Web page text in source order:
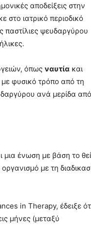
αποδείξεις στην
ιατρικό περιοδικό
παστίλιες ψευδαργύρου
όπως ναυτία και
φυσικό τρόπο από τη
ανά μερίδα από
μια ένωση με βάση το
με τη
in Therapy, έδειξε
μήνες (μεταξύ